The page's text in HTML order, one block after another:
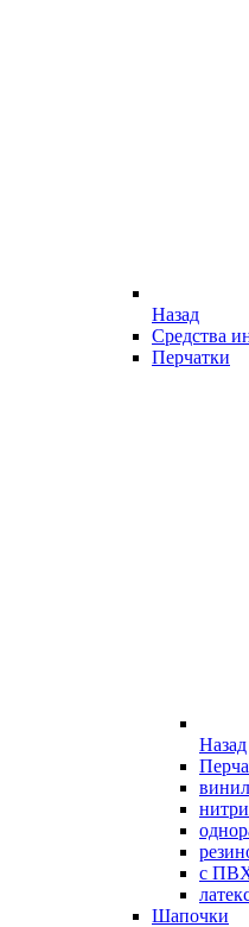
Назад
Средства
Перчатки
Назад
с
Шапочки